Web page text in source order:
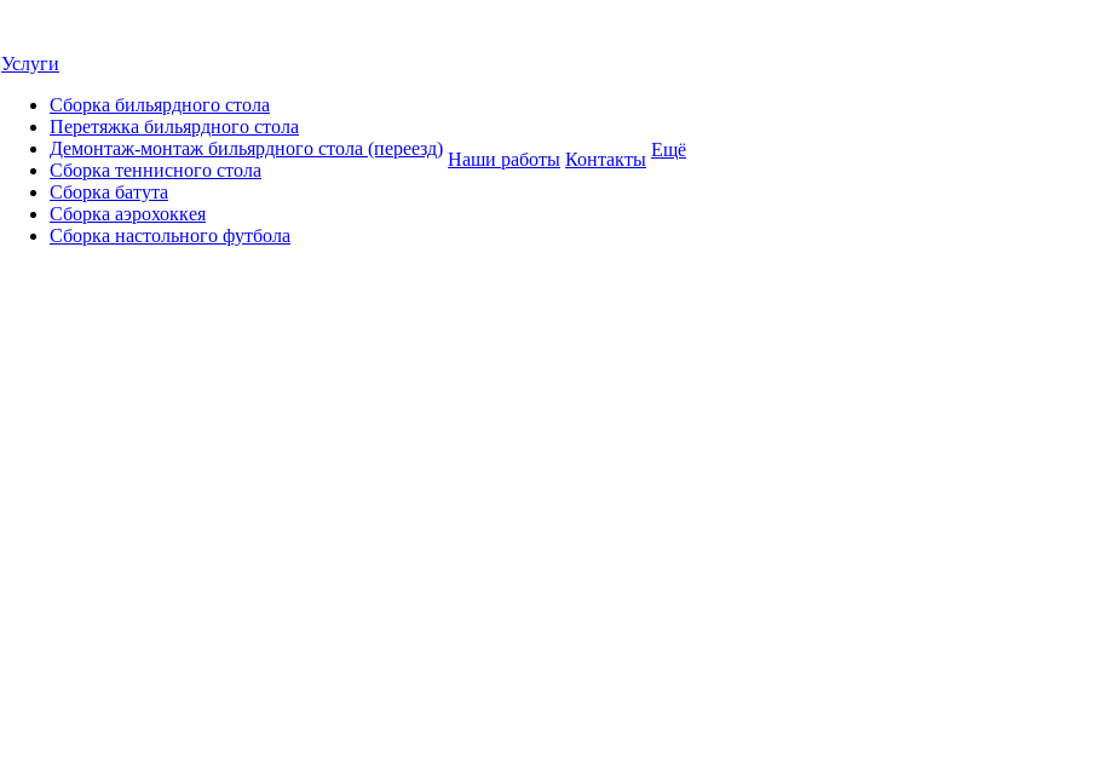
Услуги
Сборка бильярдного стола
Перетяжка бильярдного стола
Демонтаж-монтаж бильярдного стола (переезд)
Сборка теннисного стола
Сборка батута
Сборка аэрохоккея
Сборка настольного футбола
Наши работы Контакты Ещё